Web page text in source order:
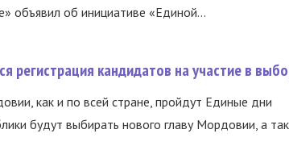
объявил об инициативе «Единой...
регистрация кандидатов на участие в
как и по всей стране, пройдут Единые дни
будут выбирать нового главу Мордовии, а